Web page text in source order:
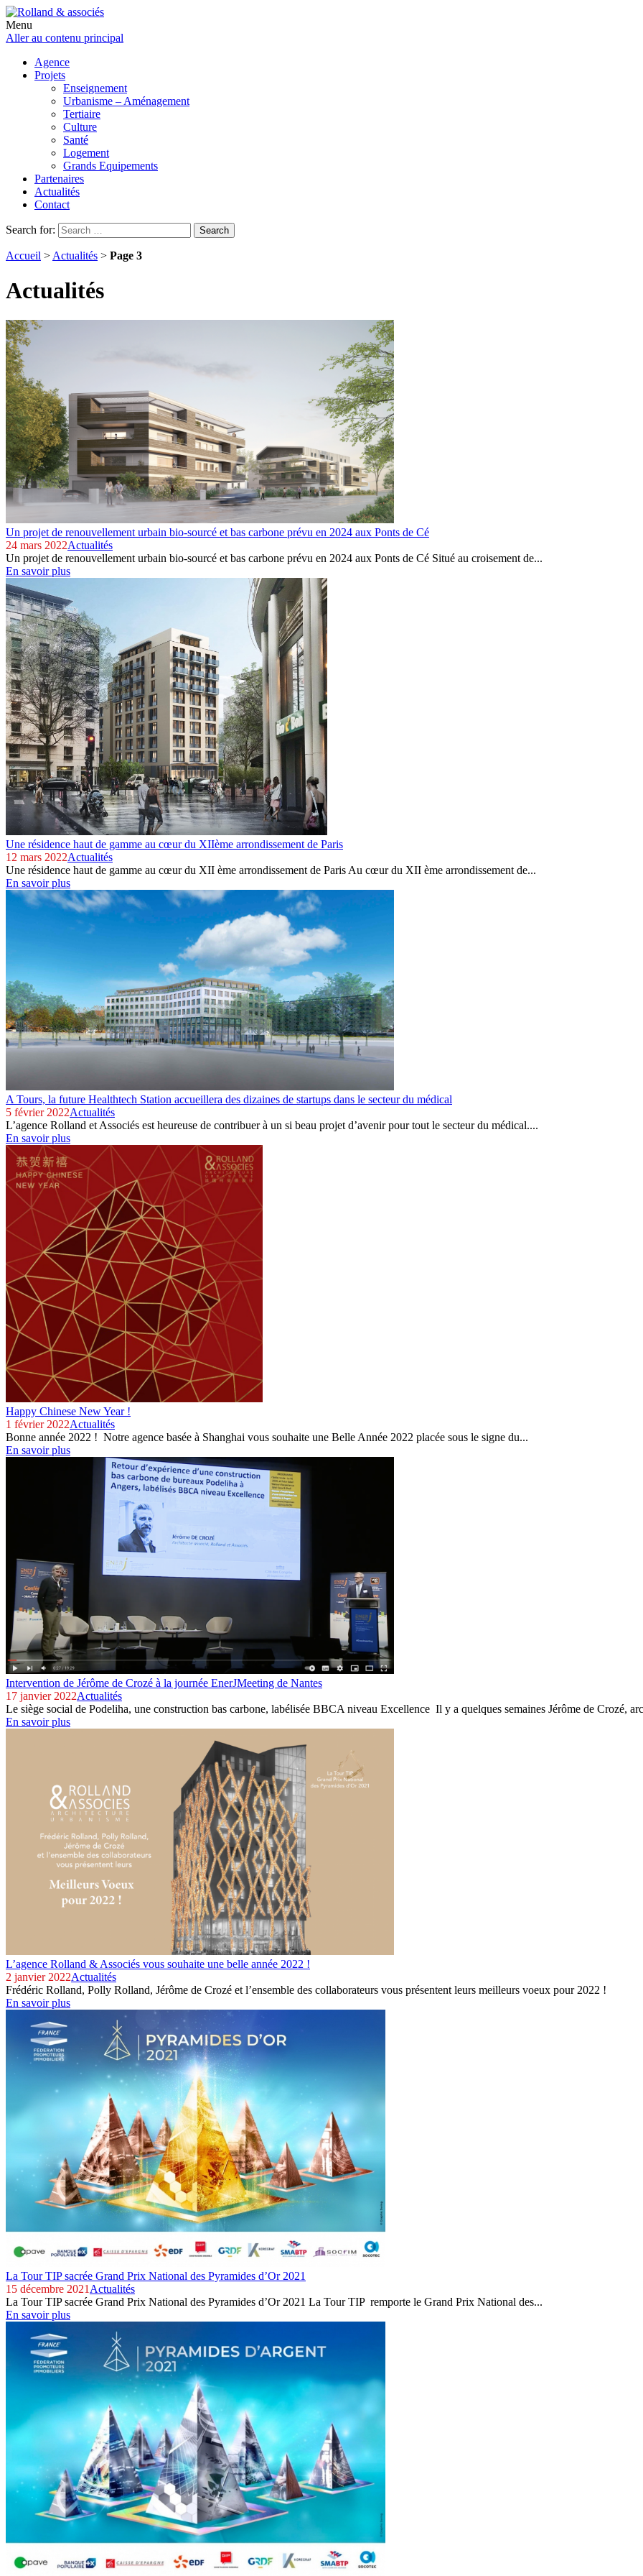
Menu
Aller au contenu principal
Agence
Projets
Enseignement
Urbanisme – Aménagement
Tertiaire
Culture
Santé
Logement
Grands Equipements
Partenaires
Actualités
Contact
Search for: Search
Accueil > Actualités > Page 3
Actualités
Un projet de renouvellement urbain bio-sourcé et bas carbone prévu en 2024 aux Ponts de Cé
24 mars 2022Actualités
Un projet de renouvellement urbain bio-sourcé et bas carbone prévu en 2024 aux Ponts de Cé Situé au croisement de...
En savoir plus
Une résidence haut de gamme au cœur du XIIème arrondissement de Paris
12 mars 2022Actualités
Une résidence haut de gamme au cœur du XII ème arrondissement de Paris Au cœur du XII ème arrondissement de...
En savoir plus
A Tours, la future Healthtech Station accueillera des dizaines de startups dans le secteur du médical
5 février 2022Actualités
L’agence Rolland et Associés est heureuse de contribuer à un si beau projet d’avenir pour tout le secteur du médical....
En savoir plus
Happy Chinese New Year !
1 février 2022Actualités
Bonne année 2022 ! Notre agence basée à Shanghai vous souhaite une Belle Année 2022 placée sous le signe du...
En savoir plus
Intervention de Jérôme de Crozé à la journée EnerJMeeting de Nantes
17 janvier 2022Actualités
Le siège social de Podeliha, une construction bas carbone, labélisée BBCA niveau Excellence Il y a quelques semaines Jérôme de Crozé,
En savoir plus
L’agence Rolland & Associés vous souhaite une belle année 2022 !
2 janvier 2022Actualités
Frédéric Rolland, Polly Rolland, Jérôme de Crozé et l’ensemble des collaborateurs vous présentent leurs meilleurs voeux pour 2022 !
En savoir plus
La Tour TIP sacrée Grand Prix National des Pyramides d’Or 2021
15 décembre 2021 Actualités
La Tour TIP sacrée Grand Prix National des Pyramides d’Or 2021 La Tour TIP remporte le Grand Prix National des...
En savoir plus